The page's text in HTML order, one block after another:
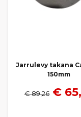
Jarrulevy takana
150mm
€ 89,26 €